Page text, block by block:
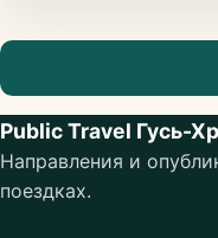
Public Travel Гусь-
Направления и
поездках.